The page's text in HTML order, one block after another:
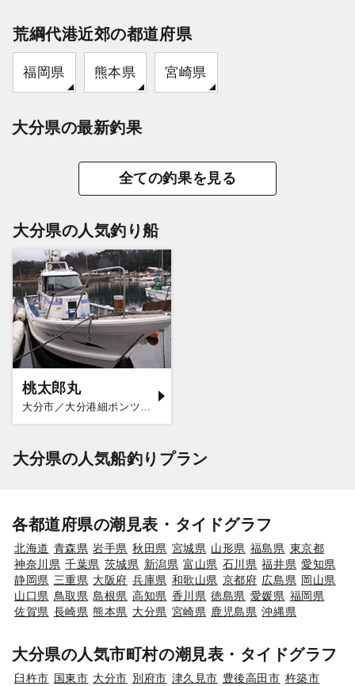
荒綱代港近郊の都道府県
福岡県 熊本県 宮崎県
大分県の最新釣果
全ての釣果を見る
大分県の人気釣り船
桃太郎丸
大分県の人気船釣りプラン
各都道府県の潮見表・タイドグラフ
北海道 青森県 岩手県 秋田県 宮城県 山形県 福島県 東京都
神奈川県 千葉県 茨城県 新潟県 富山県 石川県 福井県 愛知県
静岡県 三重県 大阪府 兵庫県 和歌山県 京都府 広島県 岡山県
山口県 鳥取県 島根県 高知県 香川県 徳島県 愛媛県 福岡県
佐賀県 長崎県 熊本県 大分県 宮崎県 鹿児島県 沖縄県
大分県の人気市町村の潮見表・タイドグラフ
臼杵市 国東市 大分市 別府市 津久見市 豊後高田市 杵築市